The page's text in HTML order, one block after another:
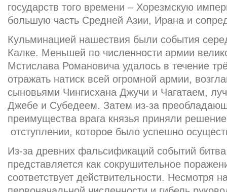
государств того времени – Хорезмскую
большую часть Средней Азии, Ирана и
Кульминацией нашествия были события
Калке. Меньшей по численности армии
Мстислава Романовича удалось в течение
отражать натиск всей огромной армии,
сыновьями Чингисхана Джучи и Чагатаем,
Джебе и Субедеем. Затем из-за
преимущества врага князья приняли
отступлении, которое было успешно
Из-за древних фальсификаций событий
представляется как сокрушительное
соответствует действительности. Несмотря